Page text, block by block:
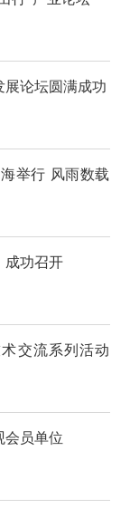
展论坛圆满成功
举行 风雨数载
成功召开
交流系列活动
会员单位